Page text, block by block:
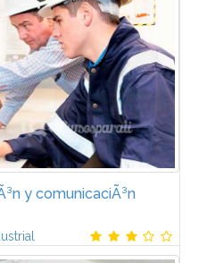
y comunicaciÃ³n